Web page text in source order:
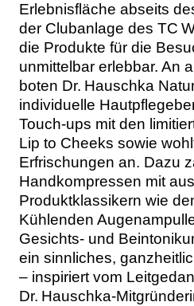
Erlebnisfläche abseits
der Clubanlage des TC
die Produkte für die
unmittelbar erlebbar. An
boten Dr. Hauschka
individuelle
Touch-ups mit den
Lip to Cheeks sowie
Erfrischungen an. Dazu
Handkompressen mit
Produktklassikern wie
Kühlenden
Gesichts- und
ein sinnliches,
– inspiriert vom
Dr. Hauschka-